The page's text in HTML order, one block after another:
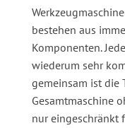
bestehen aus
Komponenten.
wiederum sehr
gemeinsam ist die
Gesamtmaschine
nur eingeschränkt